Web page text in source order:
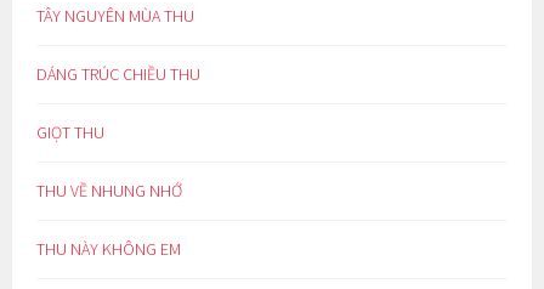
TÂY NGUYÊN MÙA THU
DÁNG TRÚC CHIỀU THU
GIỌT THU
THU VỀ NHUNG NHỚ
THU NÀY KHÔNG EM